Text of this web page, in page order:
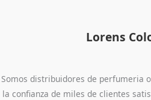
Lorens
Somos distribuidores de perfumeria
la confianza de miles de clientes